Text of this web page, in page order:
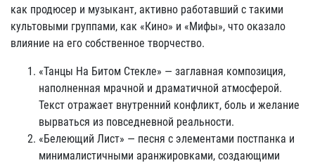
как продюсер и музыкант, активно работавший с такими
культовыми группами, как «Кино» и «Мифы», что оказало
влияние на его собственное творчество.
«Танцы На Битом Стекле» — заглавная композиция,
наполненная мрачной и драматичной атмосферой.
Текст отражает внутренний конфликт, боль и желание
вырваться из повседневной реальности.
«Белеющий Лист» — песня с элементами постпанка и
минималистичными аранжировками, создающими